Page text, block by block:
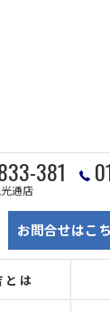
381
通店
お問合せはこ
とは